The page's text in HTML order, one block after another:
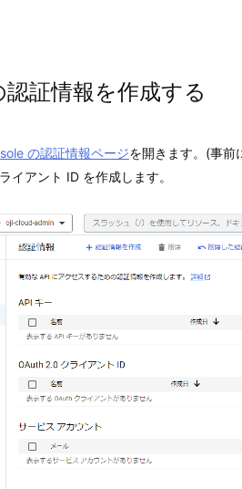
証情報を作成する
の認証情報ページを開きます。(事前
イアント ID を作成します。